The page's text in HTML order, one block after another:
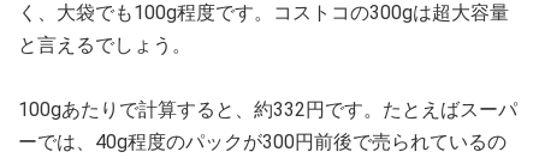
く、大袋でも100g程度です。コストコの300gは超大容量
と言えるでしょう。
100gあたりで計算すると、約332円です。たとえばスーパ
ーでは、40g程度のパックが300円前後で売られているの